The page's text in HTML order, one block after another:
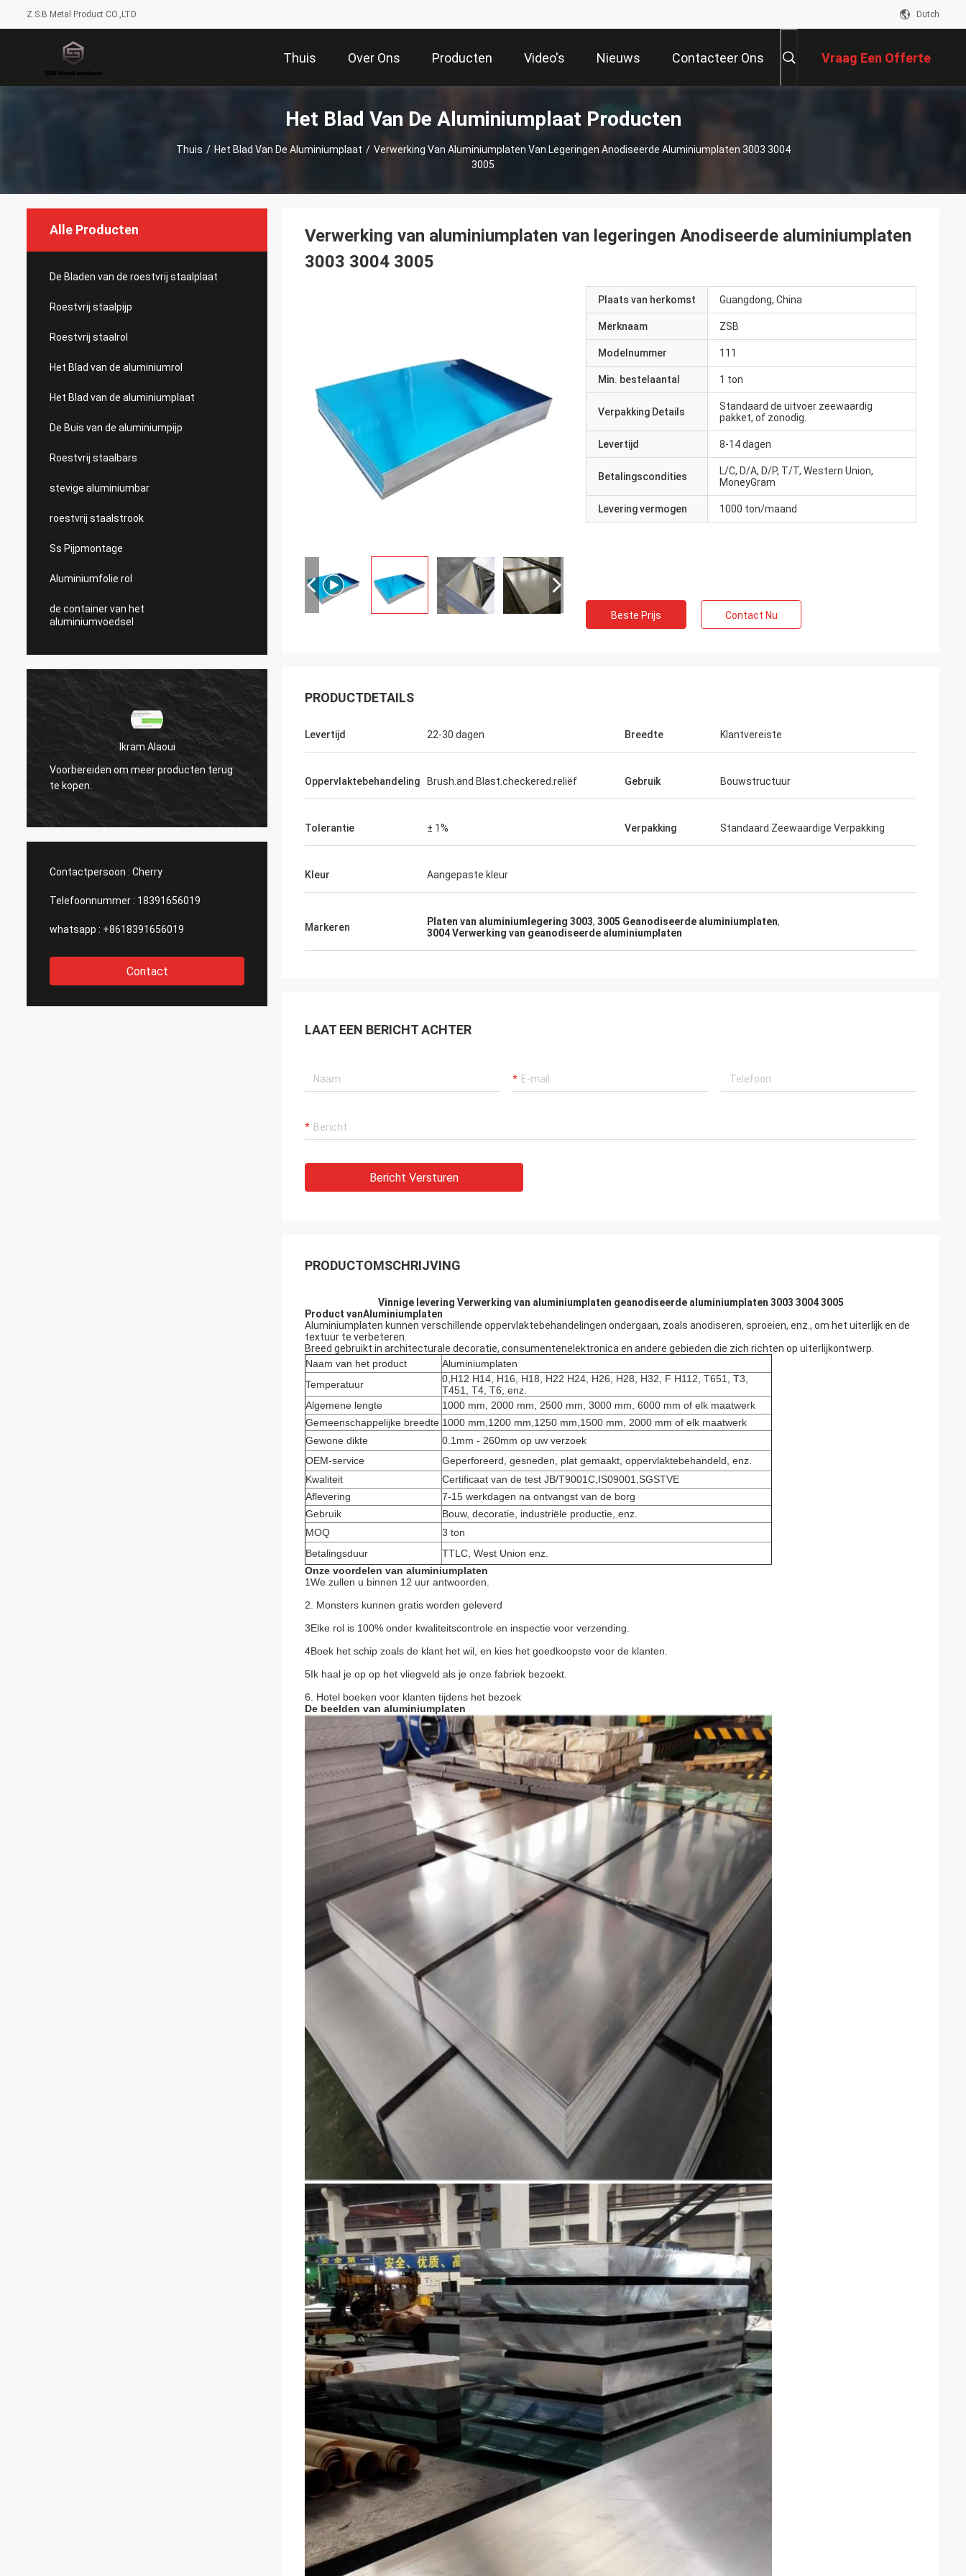
Z.S.B Metal Product CO.,LTD Dutch
Thuis Over Ons Producten Video's Nieuws Contacteer Ons Vraag Een Offerte
Het Blad Van De Aluminiumplaat Producten
Thuis / Het Blad Van De Aluminiumplaat / Verwerking Van Aluminiumplaten Van Legeringen Anodiseerde Aluminiumplaten 3003 3004
3005
Alle Producten
De Bladen van de roestvrij staalplaat
Roestvrij staalpijp
Roestvrij staalrol
Het Blad van de aluminiumrol
Het Blad van de aluminiumplaat
De Buis van de aluminiumpijp
Roestvrij staalbars
stevige aluminiumbar
roestvrij staalstrook
Ss Pijpmontage
Aluminiumfolie rol
de container van het
aluminiumvoedsel
Ikram Alaoui
Voorbereiden om meer producten terug
te kopen.
te kopen.
Contactpersoon : Cherry
Telefoonnummer : 18391656019
whatsapp : +8618391656019
Contact
Verwerking van aluminiumplaten van legeringen Anodiseerde aluminiumplaten
3003 3004 3005
Plaats van herkomst Guangdong, China
Merknaam ZSB
Modelnummer 111
Min. bestelaantal 1 ton
Verpakking Details
Standaard de uitvoer zeewaardig
pakket, of zonodig.
Levertijd 8-14 dagen
Betalingscondities
L/C, D/A, D/P, T/T, Western Union,
MoneyGram
Levering vermogen 1000 ton/maand
Beste Prijs Contact Nu
PRODUCTDETAILS
Levertijd 22-30 dagen Breedte Klantvereiste
Oppervlaktebehandeling Brush.and Blast.checkered.reliëf Gebruik Bouwstructuur
Tolerantie ± 1% Verpakking Standaard Zeewaardige Verpakking
Kleur Aangepaste kleur
Markeren Platen van aluminiumlegering 3003, 3005 Geanodiseerde aluminiumplaten,
3004 Verwerking van geanodiseerde aluminiumplaten
LAAT EEN BERICHT ACHTER
Bericht Versturen
PRODUCTOMSCHRIJVING
Vinnige levering Verwerking van aluminiumplaten geanodiseerde aluminiumplaten 3003 3004 3005
Product vanAluminiumplaten
Aluminiumplaten kunnen verschillende oppervlaktebehandelingen ondergaan, zoals anodiseren, sproeien, enz., om het uiterlijk en de
textuur te verbeteren.
Breed gebruikt in architecturale decoratie, consumentenelektronica en andere gebieden die zich richten op uiterlijkontwerp.
Naam van het product
Aluminiumplaten
Temperatuur
0,H12 H14, H16, H18, H22 H24, H26, H28, H32, F H112, T651, T3,
T451, T4, T6, enz.
Algemene lengte
1000 mm, 2000 mm, 2500 mm, 3000 mm, 6000 mm of elk maatwerk
Gemeenschappelijke breedte 1000 mm,1200 mm,1250 mm,1500 mm, 2000 mm of elk maatwerk
Gewone dikte
0.1mm - 260mm op uw verzoek
OEM-service
Geperforeerd, gesneden, plat gemaakt, oppervlaktebehandeld, enz.
Kwaliteit
Certificaat van de test JB/T9001C,IS09001,SGSTVE
Aflevering
7-15 werkdagen na ontvangst van de borg
Gebruik
Bouw, decoratie, industriële productie, enz.
MOQ
3 ton
Betalingsduur
TTLC, West Union enz.
Onze voordelen van aluminiumplaten
1We zullen u binnen 12 uur antwoorden.
2. Monsters kunnen gratis worden geleverd
3Elke rol is 100% onder kwaliteitscontrole en inspectie voor verzending.
4Boek het schip zoals de klant het wil, en kies het goedkoopste voor de klanten.
5Ik haal je op op het vliegveld als je onze fabriek bezoekt.
6. Hotel boeken voor klanten tijdens het bezoek
De beelden van aluminiumplaten